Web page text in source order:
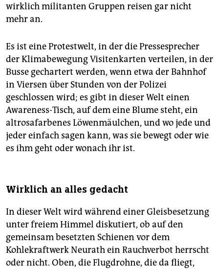
wirklich militanten Gruppen reisen gar nicht
mehr an.
Es ist eine Protestwelt, in der die Pressesprecher
der Klimabewegung Visitenkarten verteilen, in der
Busse gechartert werden, wenn etwa der Bahnhof
in Viersen über Stunden von der Polizei
geschlossen wird; es gibt in dieser Welt einen
Awareness-Tisch, auf dem eine Blume steht, ein
altrosafarbenes Löwenmäulchen, und wo jede und
jeder einfach sagen kann, was sie bewegt oder wie
es ihm geht oder wonach ihr ist.
Wirklich an alles gedacht
In dieser Welt wird während einer Gleisbesetzung
unter freiem Himmel diskutiert, ob auf den
gemeinsam besetzten Schienen vor dem
Kohlekraftwerk Neurath ein Rauchverbot herrscht
oder nicht. Oben, die Flugdrohne, die da fliegt,